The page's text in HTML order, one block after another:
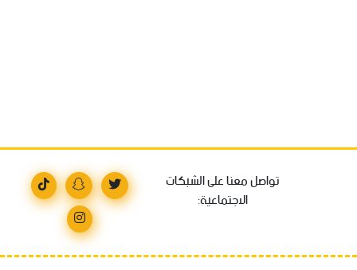
تواصل معنا على الشبكات
الاجتماعية: